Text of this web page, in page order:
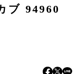
ブ 94960